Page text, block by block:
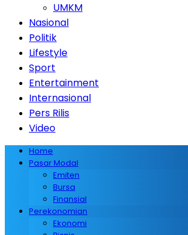
UMKM
Nasional
Politik
Lifestyle
Sport
Entertainment
Internasional
Pers Rilis
Video
Home
Pasar Modal
Emiten
Bursa
Finansial
Perekonomian
Ekonomi